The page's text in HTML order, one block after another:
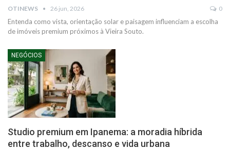
OTINEWS 26 jun, 2026 0
Entenda como vista, orientação solar e paisagem influenciam a escolha
de imóveis premium próximos à Vieira Souto.
NEGÓCIOS
Studio premium em Ipanema: a moradia híbrida
entre trabalho, descanso e vida urbana